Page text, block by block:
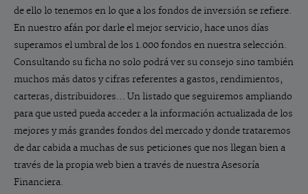
de ello lo tenemos en lo que a los fondos de inversión se refiere.
En nuestro afán por darle el mejor servicio, hace unos días
superamos el umbral de los 1.000 fondos en nuestra selección.
Consultando su ficha no solo podrá ver su consejo sino también
muchos más datos y cifras referentes a gastos, rendimientos,
carteras, distribuidores… Un listado que seguiremos ampliando
para que usted pueda acceder a la información actualizada de los
mejores y más grandes fondos del mercado y donde trataremos
de dar cabida a muchas de sus peticiones que nos llegan bien a
través de la propia web bien a través de nuestra Asesoría
Financiera.